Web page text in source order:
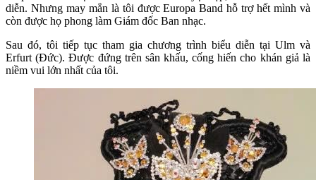
diễn. Nhưng may mắn là tôi được Europa Band hỗ trợ hết mình và
còn được họ phong làm Giám đốc Ban nhạc.
Sau đó, tôi tiếp tục tham gia chương trình biểu diễn tại Ulm và
Erfurt (Đức). Được đứng trên sân khấu, cống hiến cho khán giả là
niềm vui lớn nhất của tôi.